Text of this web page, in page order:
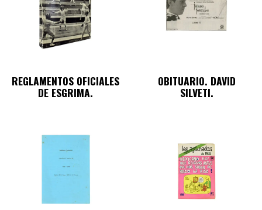
REGLAMENTOS OFICIALES
DE ESGRIMA.
OBITUARIO. DAVID
SILVETI.